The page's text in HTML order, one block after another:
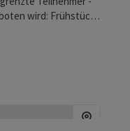
wird: Frühstück,